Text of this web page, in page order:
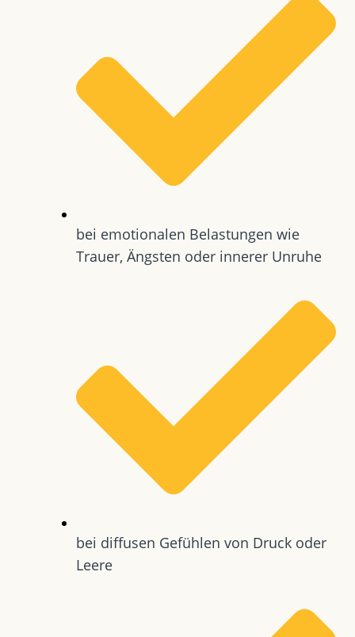
bei emotionalen Belastungen wie
Trauer, Ängsten oder innerer Unruhe
bei diffusen Gefühlen von Druck oder
Leere